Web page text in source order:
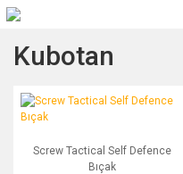
Kubotan
Screw Tactical Self Defence Bıçak
Screw Tactical Self Defence
Bıçak